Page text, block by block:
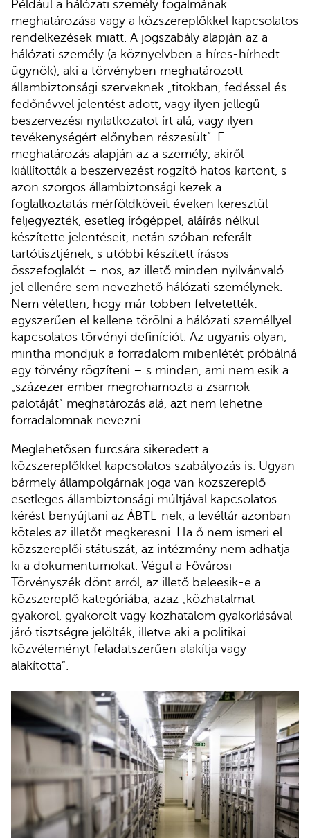
Például a hálózati személy fogalmának
meghatározása vagy a közszereplőkkel kapcsolatos
rendelkezések miatt. A jogszabály alapján az a
hálózati személy (a köznyelvben a híres-hírhedt
ügynök), aki a törvényben meghatározott
állambiztonsági szerveknek „titokban, fedéssel és
fedőnévvel jelentést adott, vagy ilyen jellegű
beszervezési nyilatkozatot írt alá, vagy ilyen
tevékenységért előnyben részesült”. E
meghatározás alapján az a személy, akiről
kiállították a beszervezést rögzítő hatos kartont, s
azon szorgos állambiztonsági kezek a
foglalkoztatás mérföldköveit éveken keresztül
feljegyezték, esetleg írógéppel, aláírás nélkül
készítette jelentéseit, netán szóban referált
tartótisztjének, s utóbbi készített írásos
összefoglalót – nos, az illető minden nyilvánvaló
jel ellenére sem nevezhető hálózati személynek.
Nem véletlen, hogy már többen felvetették:
egyszerűen el kellene törölni a hálózati személlyel
kapcsolatos törvényi definíciót. Az ugyanis olyan,
mintha mondjuk a forradalom mibenlétét próbálná
egy törvény rögzíteni – s minden, ami nem esik a
„százezer ember megrohamozta a zsarnok
palotáját” meghatározás alá, azt nem lehetne
forradalomnak nevezni.
Meglehetősen furcsára sikeredett a
közszereplőkkel kapcsolatos szabályozás is. Ugyan
bármely állampolgárnak joga van közszereplő
esetleges állambiztonsági múltjával kapcsolatos
kérést benyújtani az ÁBTL-nek, a levéltár azonban
köteles az illetőt megkeresni. Ha ő nem ismeri el
közszereplői státuszát, az intézmény nem adhatja
ki a dokumentumokat. Végül a Fővárosi
Törvényszék dönt arról, az illető beleesik-e a
közszereplő kategóriába, azaz „közhatalmat
gyakorol, gyakorolt vagy közhatalom gyakorlásával
járó tisztségre jelölték, illetve aki a politikai
közvéleményt feladatszerűen alakítja vagy
alakította”.